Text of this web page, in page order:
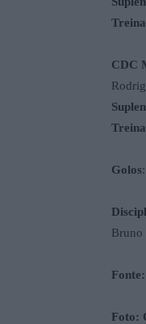
CDC
Golos
Bruno
Foto: